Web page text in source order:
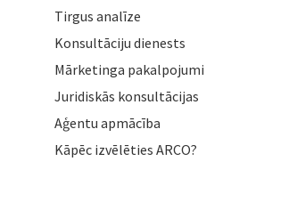
Tirgus analīze
Konsultāciju dienests
Mārketinga pakalpojumi
Juridiskās konsultācijas
Aģentu apmācība
Kāpēc izvēlēties ARCO?